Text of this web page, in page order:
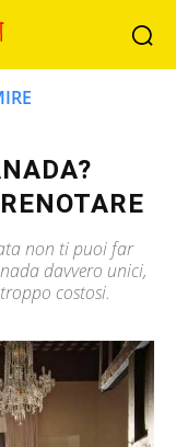
non ti puoi far
davvero unici,
costosi.